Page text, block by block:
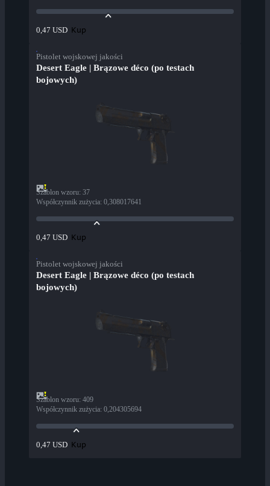
0,47 USD Kup
Pistolet wojskowej jakości
Desert Eagle | Brązowe déco (po testach
bojowych)
Szablon wzoru: 37
Współczynnik zużycia: 0,308017641
0,47 USD Kup
Pistolet wojskowej jakości
Desert Eagle | Brązowe déco (po testach
bojowych)
Szablon wzoru: 409
Współczynnik zużycia: 0,204305694
0,47 USD Kup